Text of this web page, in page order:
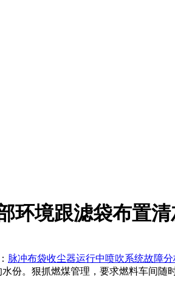
环境跟滤袋布置
脉冲布袋收尘器运行中喷吹系统故障
份。狠抓燃煤管理，要求燃料车间